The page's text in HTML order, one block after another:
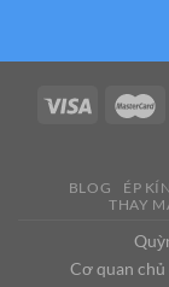
BLOG ÉP
THAY
Cơ quan